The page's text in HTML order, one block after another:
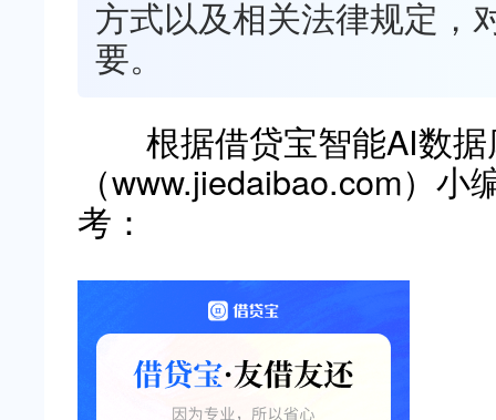
方式以及相关法律规定，
要。
根据借贷宝智能AI数据
（www.jiedaibao.com）
考：